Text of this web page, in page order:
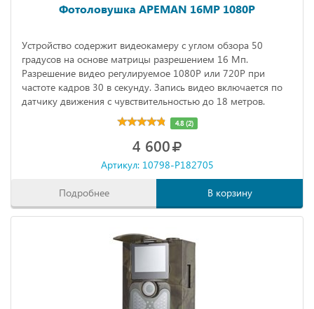
Фотоловушка APEMAN 16MP 1080P
Устройство содержит видеокамеру с углом обзора 50
градусов на основе матрицы разрешением 16 Мп.
Разрешение видео регулируемое 1080Р или 720Р при
частоте кадров 30 в секунду. Запись видео включается по
датчику движения с чувствительностью до 18 метров.
4.8 (2)
4 600
Артикул: 10798-P182705
Подробнее В корзину